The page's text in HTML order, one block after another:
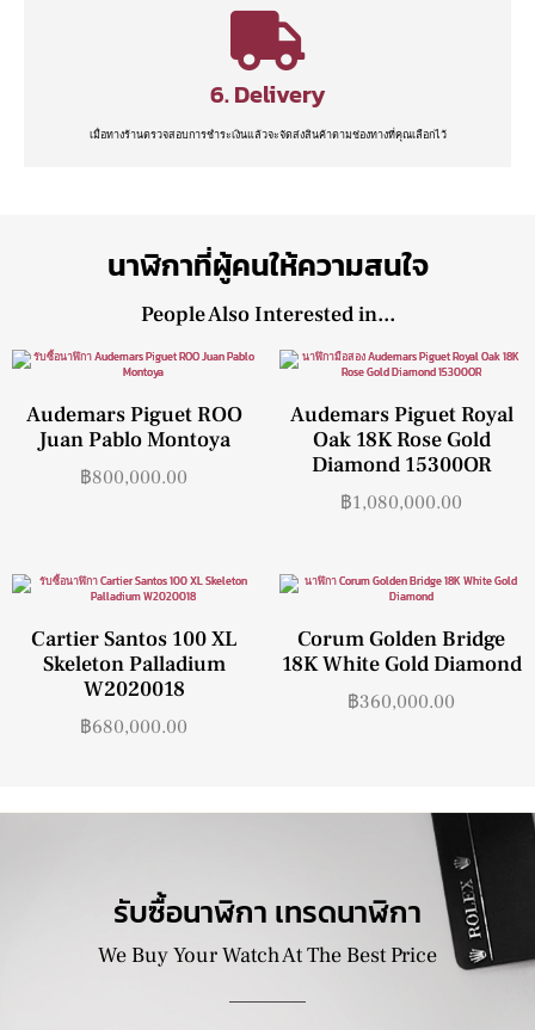
6. Delivery
เมื่อทางร้านตรวจสอบการชำระเงินแล้วจะจัดส่งสินค้าตามช่องทางที่คุณเลือกไว้
นาฬิกาที่ผู้คนให้ความสนใจ
People Also Interested in...
Audemars Piguet ROO
Juan Pablo Montoya
฿800,000.00
Audemars Piguet Royal
Oak 18K Rose Gold
Diamond 15300OR
฿1,080,000.00
Cartier Santos 100 XL
Skeleton Palladium
W2020018
฿680,000.00
Corum Golden Bridge
18K White Gold Diamond
฿360,000.00
รับซื้อนาฬิกา เทรดนาฬิกา
We Buy Your Watch At The Best Price